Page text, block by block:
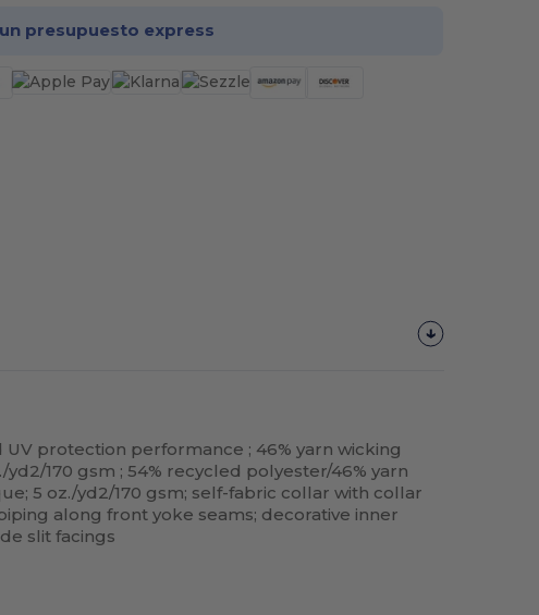
presupuesto express
protection performance ; 46% yarn wicking
170 gsm ; 54% recycled polyester/46% yarn
5 oz./yd2/170 gsm; self-fabric collar with collar
along front yoke seams; decorative inner
slit facings